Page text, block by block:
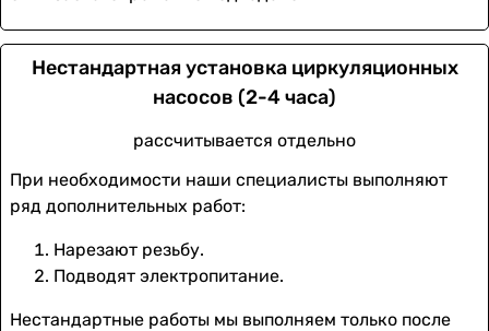
Нестандартная установка циркуляционных
насосов (2-4 часа)
рассчитывается отдельно
При необходимости наши специалисты выполняют
ряд дополнительных работ:
Нарезают резьбу.
Подводят электропитание.
Нестандартные работы мы выполняем только после